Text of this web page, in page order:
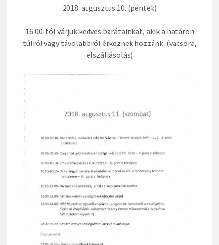
2018. augusztus 10. (péntek)
16:00-tól várjuk kedves barátainkat, akik a határon
túlról vagy távolabbról érkeznek hozzánk. (vacsora,
elszállásolás)